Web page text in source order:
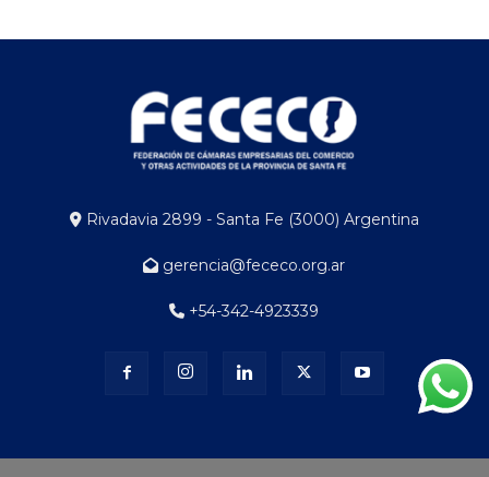
Rivadavia 2899 - Santa Fe (3000) Argentina
gerencia@fececo.org.ar
+54-342-4923339